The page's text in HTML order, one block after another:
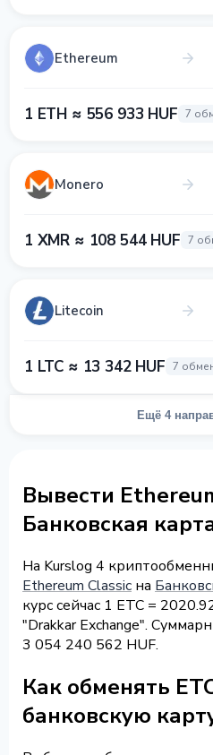
Ethereum
1 ETH ≈ 556 933 HUF 7
Monero
1 XMR ≈ 108 544 HUF 7
Litecoin
1 LTC ≈ 13 342 HUF 7
Ещё 4
Вывести
Банковская
На Kurslog 4
Ethereum Classic на
курс сейчас 1 ETC =
"Drakkar Exchange".
3 054 240 562 HUF.
Как обменять
банковскую